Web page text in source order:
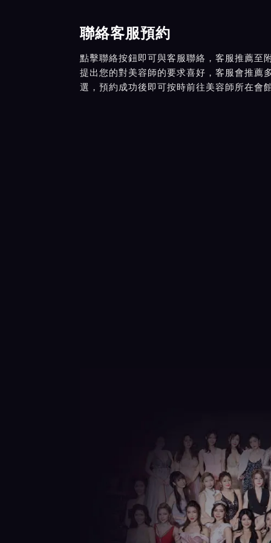
聯絡客服預約
點擊聯絡按鈕即可與客服聯絡，客服推薦至
提出您的對美容師的要求喜好，客服會推薦
選，預約成功後即可按時前往美容師所在會